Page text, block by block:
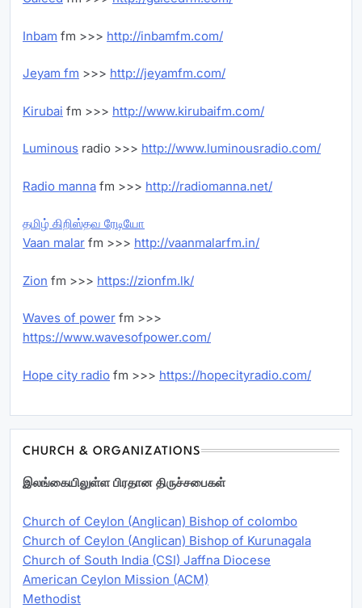
Inbam fm >>> http://inbamfm.com/
Jeyam fm >>> http://jeyamfm.com/
Kirubai fm >>> http://www.kirubaifm.com/
Luminous radio >>> http://www.luminousradio.com/
Radio manna fm >>> http://radiomanna.net/
தமிழ் கிறிஸ்தவ ரேடியோ
Vaan malar fm >>> http://vaanmalarfm.in/
Zion fm >>> https://zionfm.lk/
Waves of power fm >>>
https://www.wavesofpower.com/
Hope city radio fm >>> https://hopecityradio.com/
CHURCH & ORGANIZATIONS
இலங்கையிலுள்ள பிரதான திருச்சபைகள்
Church of Ceylon (Anglican) Bishop of colombo
Church of Ceylon (Anglican) Bishop of Kurunagala
Church of South India (CSI) Jaffna Diocese
American Ceylon Mission (ACM)
Methodist